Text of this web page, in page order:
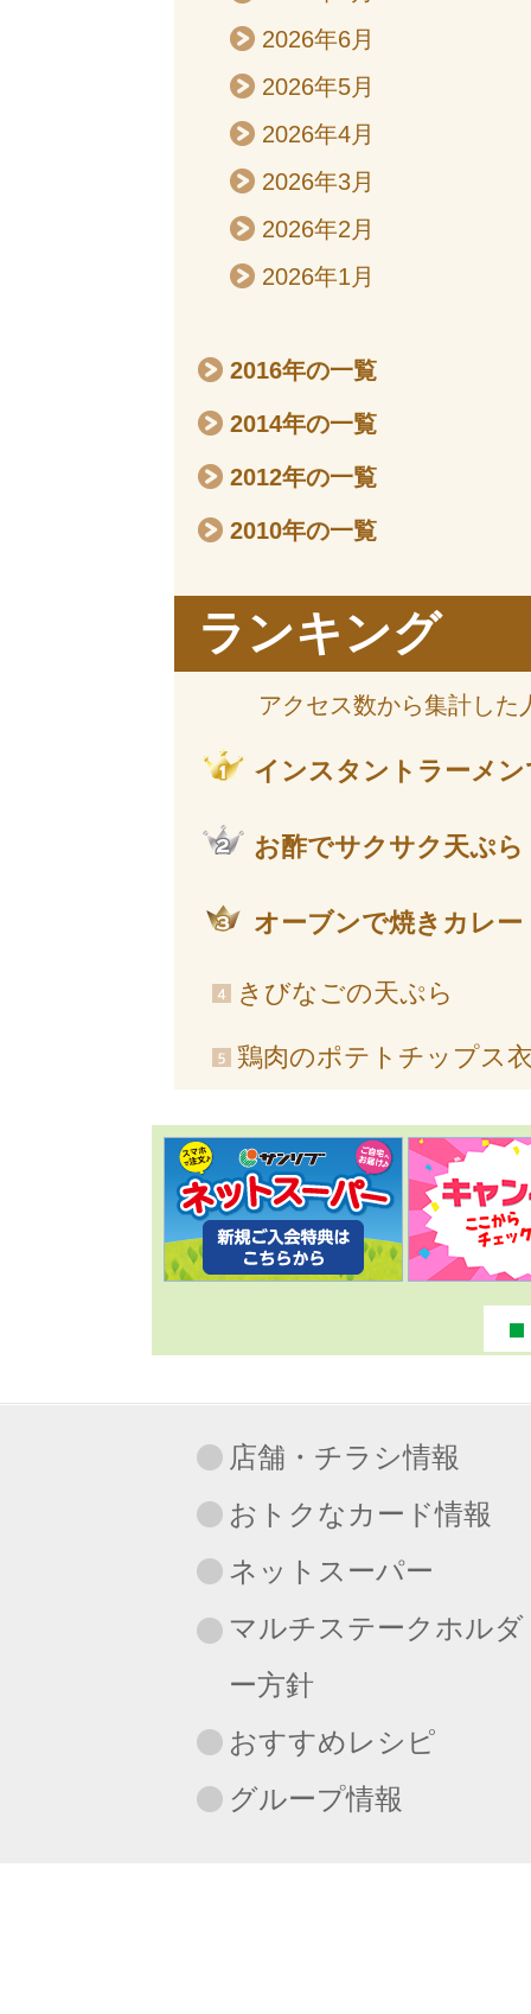
2026年6月
2026年5月
2026年4月
2026年3月
2026年2月
2026年1月
2016年の一覧
2014年の一覧
2012年の一覧
2010年の一覧
ランキング
アクセス数から集計した
インスタントラーメ
お酢でサクサク天ぷら
オーブンで焼きカレー
きびなごの天ぷら
鶏肉のポテトチップス
店舗・チラシ情報
おトクなカード情報
ネットスーパー
マルチステークホルダ
ー方針
おすすめレシピ
グループ情報